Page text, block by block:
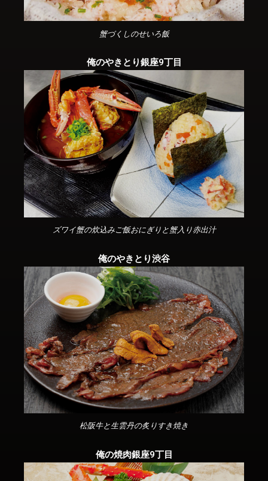
蟹づくしのせいろ飯
俺のやきとり銀座9丁目
ズワイ蟹の炊込みご飯おにぎりと蟹入り赤出汁
俺のやきとり渋谷
松阪牛と生雲丹の炙りすき焼き
俺の焼肉銀座9丁目